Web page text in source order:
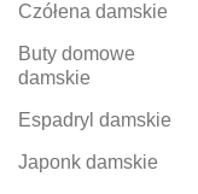
Czółena damskie
Buty domowe
damskie
Espadryl damskie
Japonk damskie